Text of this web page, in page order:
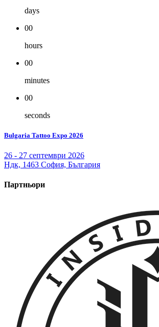
days
00
hours
00
minutes
00
seconds
Bulgaria Tattoo Expo 2026
26 - 27 септември 2026
Ндк, 1463 София, България
Партньори